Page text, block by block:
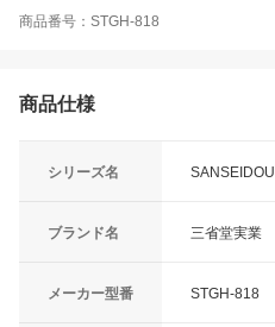
商品番号：STGH-818
商品仕様
シリーズ名 SANSEIDOU
ブランド名 三省堂実業
メーカー型番 STGH-818